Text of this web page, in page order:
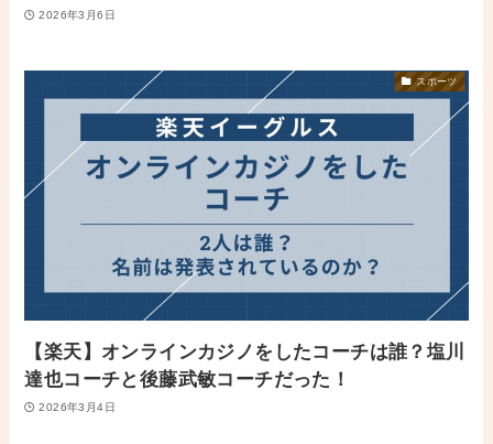
2026年3月6日
スポーツ
【楽天】オンラインカジノをしたコーチは誰？塩川
達也コーチと後藤武敏コーチだった！
2026年3月4日